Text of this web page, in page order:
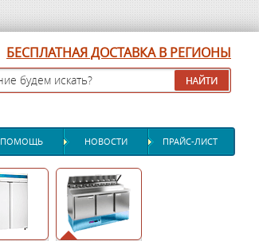
БЕСПЛАТНАЯ ДОСТАВКА В РЕГИОНЫ
ПОМОЩЬ НОВОСТИ ПРАЙС-ЛИСТ